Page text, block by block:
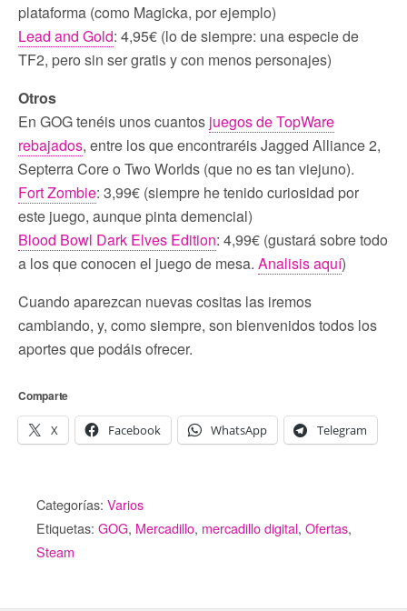
plataforma (como Magicka, por ejemplo)
Lead and Gold: 4,95€ (lo de siempre: una especie de
TF2, pero sin ser gratis y con menos personajes)
Otros
En GOG tenéis unos cuantos juegos de TopWare
rebajados, entre los que encontraréis Jagged Alliance 2,
Septerra Core o Two Worlds (que no es tan viejuno).
Fort Zombie: 3,99€ (siempre he tenido curiosidad por
este juego, aunque pinta demencial)
Blood Bowl Dark Elves Edition: 4,99€ (gustará sobre todo
a los que conocen el juego de mesa. Analisis aquí)
Cuando aparezcan nuevas cositas las iremos
cambiando, y, como siempre, son bienvenidos todos los
aportes que podáis ofrecer.
Comparte
X Facebook WhatsApp Telegram
Categorías: Varios
Etiquetas: GOG, Mercadillo, mercadillo digital, Ofertas,
Steam